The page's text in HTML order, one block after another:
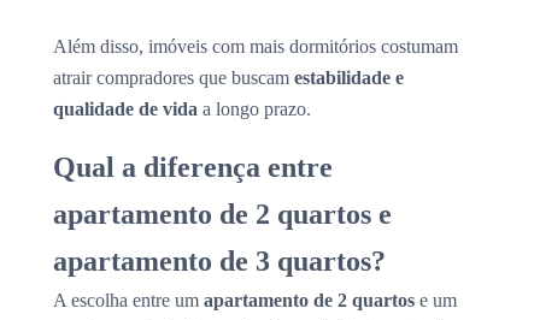
Além disso, imóveis com mais dormitórios costumam
atrair compradores que buscam estabilidade e
qualidade de vida a longo prazo.
Qual a diferença entre
apartamento de 2 quartos e
apartamento de 3 quartos?
A escolha entre um apartamento de 2 quartos e um